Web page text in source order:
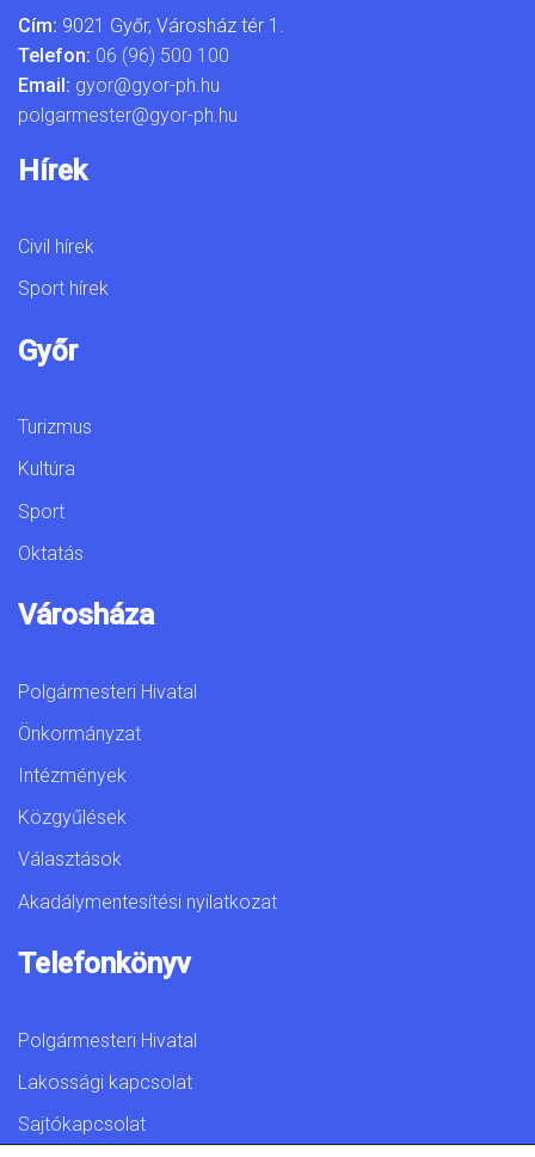
Cím: 9021 Győr, Városház tér 1.
Telefon: 06 (96) 500 100
Email: gyor@gyor-ph.hu
polgarmester@gyor-ph.hu
Hírek
Civil hírek
Sport hírek
Győr
Turizmus
Kultúra
Sport
Oktatás
Városháza
Polgármesteri Hivatal
Önkormányzat
Intézmények
Közgyűlések
Választások
Akadálymentesítési nyilatkozat
Telefonkönyv
Polgármesteri Hivatal
Lakossági kapcsolat
Sajtókapcsolat